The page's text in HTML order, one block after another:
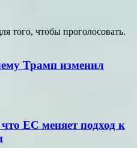
того, чтобы проголосовать.
Трамп изменил
ЕС меняет подход к